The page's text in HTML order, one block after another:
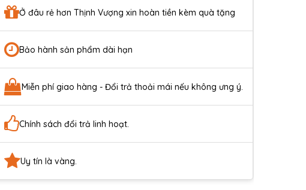
Ở đâu rẻ hơn Thịnh Vượng xin hoàn tiền kèm quà tặng
Bảo hành sản phẩm dài hạn
Miễn phí giao hàng - Đổi trả thoải mái nếu không ưng ý.
Chính sách đổi trả linh hoạt.
Uy tín là vàng.